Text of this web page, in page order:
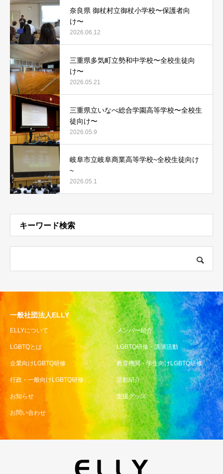
奈良県 御杖村立御杖小学校〜保護者向
け〜
2026.06.12
三重県多気町立勢和中学校〜全校生徒向
け〜
2026.05.21
三重県立いなべ総合学園高等学校〜全校生
徒向け〜
2026.05.9
岐阜市立岐阜商業高等学校~全校生徒向け
~
2026.05.1
キーワード検索
一般社団法人ELLY
ELLYについて メンバー紹介
LGBTQとは LGBTQ研修・講演活動
企業向けLGBTQ研修 教育機関・学生向けLGBTQ研修
行政・一般向けLGBTQ研修 活動紹介
お知らせ 支援グッズ
お問い合わせ